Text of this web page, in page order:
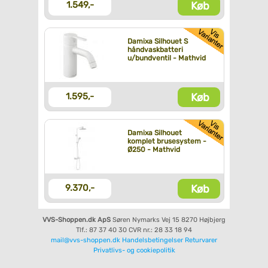
1.549,- Køb
Damixa Silhouet S
håndvaskbatteri
u/bundventil - Mathvid
1.595,- Køb
Damixa Silhouet
komplet brusesystem -
Ø250 - Mathvid
9.370,- Køb
VVS-Shoppen.dk ApS Søren Nymarks Vej 15 8270 Højbjerg
Tlf.: 87 37 40 30 CVR nr.: 28 33 18 94
mail@vvs-shoppen.dk Handelsbetingelser Returvarer
Privatlivs- og cookiepolitik